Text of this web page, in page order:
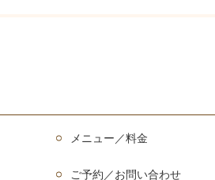
メニュー／料金
ご予約／お問い合わせ